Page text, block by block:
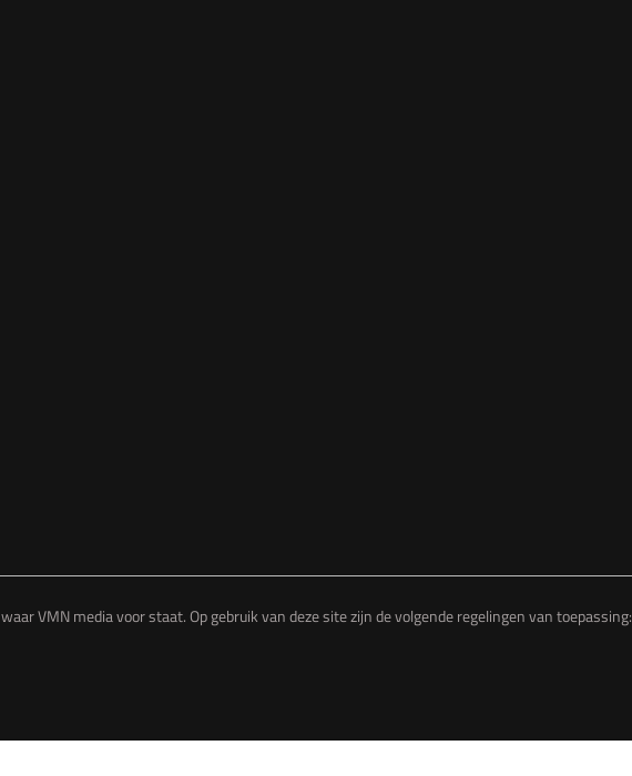
waar VMN media voor staat. Op gebruik van deze site zijn de volgende regelingen van toepassing: